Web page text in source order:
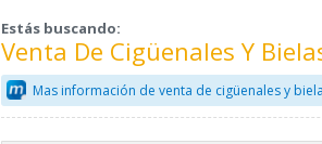
Estás buscando:
Venta De Cigüenales Y
Mas información de venta de cigüenales y